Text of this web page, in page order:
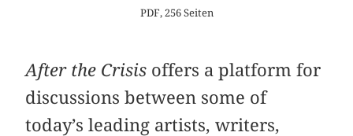
PDF, 256 Seiten
After the Crisis offers a platform for
discussions between some of
today’s leading artists, writers,